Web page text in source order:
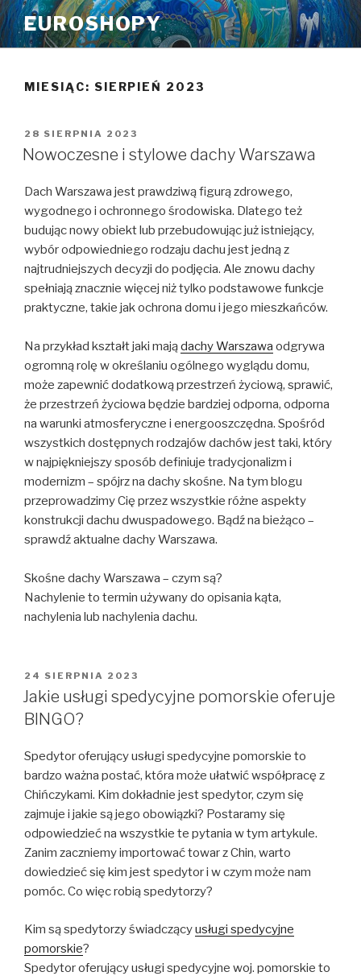
Przeskocz
do
treści
EUROSHOPY
MIESIĄC: SIERPIEŃ 2023
OPUBLIKOWANE
W
28 SIERPNIA 2023
Nowoczesne i stylowe dachy Warszawa
Dach Warszawa jest prawdziwą figurą zdrowego,
wygodnego i ochronnego środowiska. Dlatego też
budując nowy obiekt lub przebudowując już istniejący,
wybór odpowiedniego rodzaju dachu jest jedną z
najtrudniejszych decyzji do podjęcia. Ale znowu dachy
spełniają znacznie więcej niż tylko podstawowe funkcje
praktyczne, takie jak ochrona domu i jego mieszkańców.
Na przykład kształt jaki majądachy Warszawa odgrywa
ogromną rolę w określaniu ogólnego wyglądu domu,
może zapewnić dodatkową przestrzeń życiową, sprawić,
że przestrzeń życiowa będzie bardziej odporna, odporna
na warunki atmosferyczne i energooszczędna. Spośród
wszystkich dostępnych rodzajów dachów jest taki, który
w najpiękniejszy sposób definiuje tradycjonalizm i
modernizm – spójrz na dachy skośne. Na tym blogu
przeprowadzimy Cię przez wszystkie różne aspekty
konstrukcji dachu dwuspadowego. Bądź na bieżąco –
sprawdź aktualne dachy Warszawa.
Skośne dachy Warszawa – czym są?
Nachylenie to termin używany do opisania kąta,
nachylenia lub nachylenia dachu.
OPUBLIKOWANE
W
24 SIERPNIA 2023
Jakie usługi spedycyjne pomorskie oferuje
BINGO?
Spedytor oferujący usługi spedycyjne pomorskie to
bardzo ważna postać, która może ułatwić współpracę z
Chińczykami. Kim dokładnie jest spedytor, czym się
zajmuje i jakie są jego obowiązki? Postaramy się
odpowiedzieć na wszystkie te pytania w tym artykule.
Zanim zaczniemy importować towar z Chin, warto
dowiedzieć się kim jest spedytor i w czym może nam
pomóc. Co więc robią spedytorzy?
Kim są spedytorzy świadczącyusługi spedycyjne
pomorskie?
Spedytor oferujący usługi spedycyjne woj. pomorskie to